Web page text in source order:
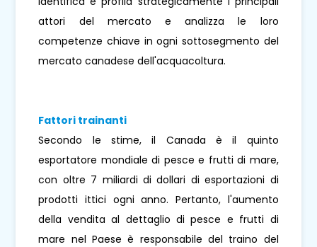
attori del mercato e analizza le loro
competenze chiave in ogni sottosegmento del
mercato canadese dell'acquacoltura.
Fattori trainanti
Secondo le stime, il Canada è il quinto
esportatore mondiale di pesce e frutti di mare,
con oltre 7 miliardi di dollari di esportazioni di
prodotti ittici ogni anno. Pertanto, l'aumento
della vendita al dettaglio di pesce e frutti di
mare nel Paese è responsabile del traino del